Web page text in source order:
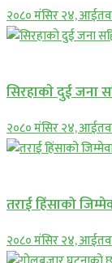
२०८० मंसिर २४,
सिरहाकाे दुई जना
२०८० मंसिर २४,
तराई हिंसाको
२०८० मंसिर २४,